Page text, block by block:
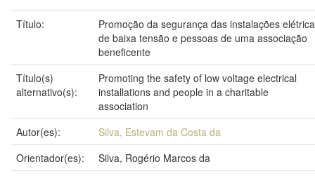
Título:
Promoção da segurança das instalações
de baixa tensão e pessoas de uma associação
beneficente
Título(s)
alternativo(s):
Promoting the safety of low voltage electrical
installations and people in a charitable
association
Autor(es):
Silva, Estevam da Costa da
Orientador(es):
Silva, Rogério Marcos da